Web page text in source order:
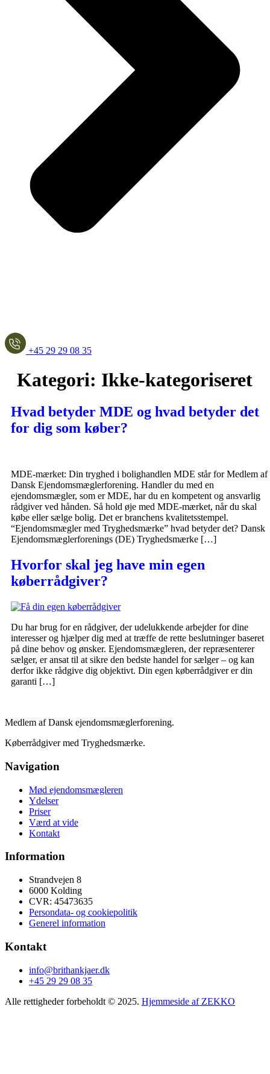
+45 29 29 08 35
Kategori: Ikke-kategoriseret
Hvad betyder MDE og hvad betyder det
for dig som køber?
MDE-mærket: Din tryghed i bolighandlen MDE står for Medlem af
Dansk Ejendomsmæglerforening. Handler du med en
ejendomsmægler, som er MDE, har du en kompetent og ansvarlig
rådgiver ved hånden. Så hold øje med MDE-mærket, når du skal
købe eller sælge bolig. Det er branchens kvalitetsstempel.
“Ejendomsmægler med Tryghedsmærke” hvad betyder det? Dansk
Ejendomsmæglerforenings (DE) Tryghedsmærke […]
Hvorfor skal jeg have min egen
køberrådgiver?
Du har brug for en rådgiver, der udelukkende arbejder for dine
interesser og hjælper dig med at træffe de rette beslutninger baseret
på dine behov og ønsker. Ejendomsmægleren, der repræsenterer
sælger, er ansat til at sikre den bedste handel for sælger – og kan
derfor ikke rådgive dig objektivt. Din egen køberrådgiver er din
garanti […]
Medlem af Dansk ejendomsmæglerforening.
Køberrådgiver med Tryghedsmærke.
Navigation
Mød ejendomsmægleren
Ydelser
Priser
Værd at vide
Kontakt
Information
Strandvejen 8
6000 Kolding
CVR: 45473635
Persondata- og cookiepolitik
Generel information
Kontakt
info@brithankjaer.dk
+45 29 29 08 35
Alle rettigheder forbeholdt © 2025. Hjemmeside af ZEKKO